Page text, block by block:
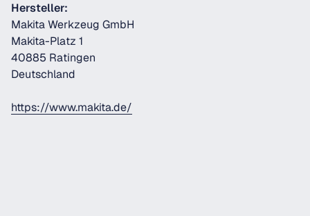
Hersteller:
Makita Werkzeug GmbH
Makita-Platz 1
40885 Ratingen
Deutschland
https://www.makita.de/